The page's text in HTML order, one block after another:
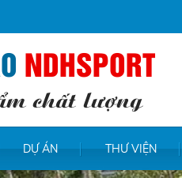
NDHSPORT
chất lượng
DỰ ÁN THƯ VIỆN